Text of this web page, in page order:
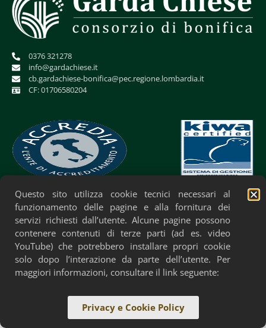
0376 321278
info@gardachiese.it
cb.gardachiese-bonifica@pec.regione.lombardia.it
CF: 01706580204
Privacy Policy Cookie Policy Accessibilità
Questo sito utilizza cookie tecnici necessari al
funzionamento delle pagine e alla fornitura dei
servizi richiesti dall’utente. Alcune pagine possono
contenere contenuti di terze parti (ad es. video
YouTube) che potrebbero installare propri cookie
solo dopo l’interazione da parte dell’utente. Per
maggiori informazioni, consultare il link seguente:
Privacy e Cookie Policy